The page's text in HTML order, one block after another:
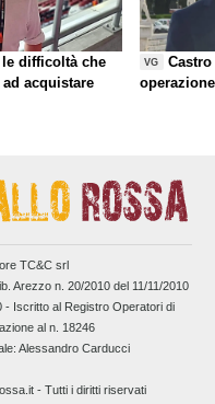
difficoltà che
acquistare
VG
TC&C srl
Arezzo n. 20/2010 del 11/11/2010
- Iscritto al Registro Operatori di
al n. 18246
Alessandro Carducci
- Tutti i diritti riservati